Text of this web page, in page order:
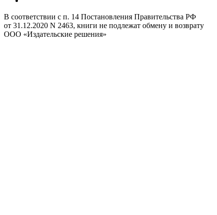
В соответствии с п. 14 Постановления Правительства РФ
от 31.12.2020 N 2463, книги не подлежат обмену и возврату
ООО «Издательские решения»